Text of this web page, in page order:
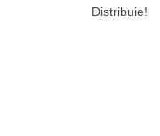
Distribuie!